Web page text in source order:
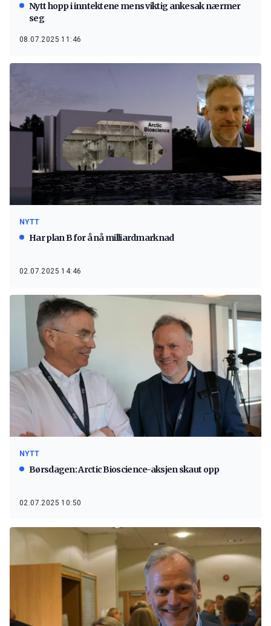
Nytt hopp i inntektene mens viktig ankesak nærmer
seg
08.07.2025 11:46
NYTT
Har plan B for å nå milliardmarknad
02.07.2025 14:46
NYTT
Børsdagen: Arctic Bioscience-aksjen skaut opp
02.07.2025 10:50